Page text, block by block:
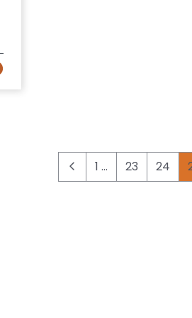
1 ... 23 24